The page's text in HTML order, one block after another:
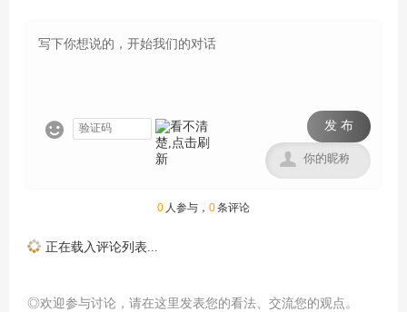
 发 布

0 人参与， 0条评论
正在载入评论列表...
◎欢迎参与讨论，请在这里发表您的看法、交流您的观点。